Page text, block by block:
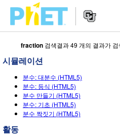
PhET
웹
사
이
트
검
색
시뮬레이션
모든 심(Sims)
물리학
STUDIO
About Studio
수업
fraction 검색결과 49 개의 결과가 검
시뮬레이션
분수: 대분수 (HTML5)
분수: 등식 (HTML5)
분수 만들기 (HTML5)
분수: 기초 (HTML5)
분수 짝짓기 (HTML5)
활동